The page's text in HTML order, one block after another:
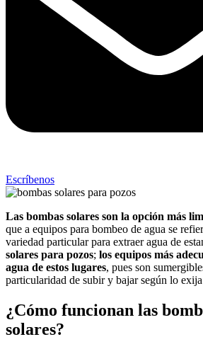
Escríbenos
Las bombas solares son la opción más
que a equipos para bombeo de agua se
variedad particular para extraer agua de
solares para pozos; los equipos más
agua de estos lugares, pues son
particularidad de subir y bajar según lo
¿Cómo funcionan las
solares?